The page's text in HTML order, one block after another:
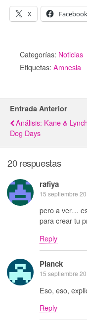
X Facebook
Categorías: Noticias
Etiquetas: Amnesia
Entrada Anterior
Análisis: Kane &
Dog Days
20 respuestas
rafiya
15 septiembre
pero a ver…
para crear tu
Reply
Planck
15 septiembre
Eso, eso,
Reply